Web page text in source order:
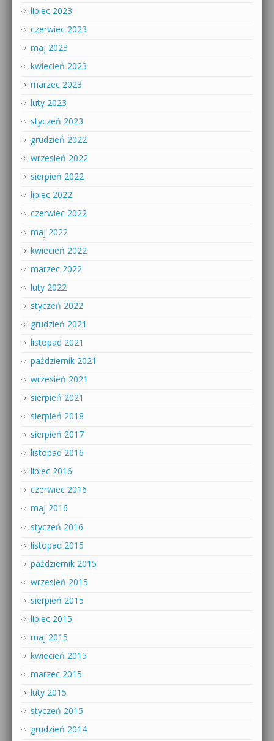
lipiec 2023
czerwiec 2023
maj 2023
kwiecień 2023
marzec 2023
luty 2023
styczeń 2023
grudzień 2022
wrzesień 2022
sierpień 2022
lipiec 2022
czerwiec 2022
maj 2022
kwiecień 2022
marzec 2022
luty 2022
styczeń 2022
grudzień 2021
listopad 2021
październik 2021
wrzesień 2021
sierpień 2021
sierpień 2018
sierpień 2017
listopad 2016
lipiec 2016
czerwiec 2016
maj 2016
styczeń 2016
listopad 2015
październik 2015
wrzesień 2015
sierpień 2015
lipiec 2015
maj 2015
kwiecień 2015
marzec 2015
luty 2015
styczeń 2015
grudzień 2014